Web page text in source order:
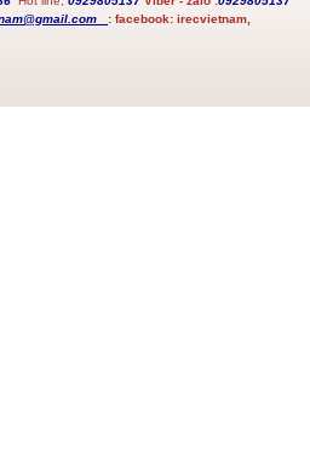
:facebook: irecvietnam,